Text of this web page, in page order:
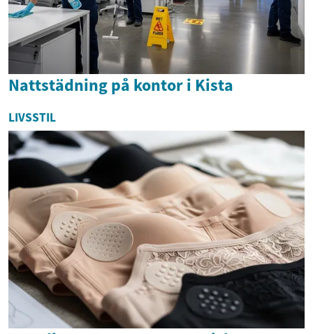
Nattstädning på kontor i Kista
LIVSSTIL